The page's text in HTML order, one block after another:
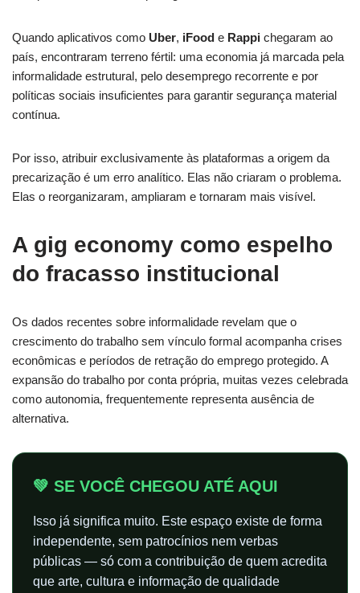
Quando aplicativos como Uber, iFood e Rappi chegaram ao
país, encontraram terreno fértil: uma economia já marcada pela
informalidade estrutural, pelo desemprego recorrente e por
políticas sociais insuficientes para garantir segurança material
contínua.
Por isso, atribuir exclusivamente às plataformas a origem da
precarização é um erro analítico. Elas não criaram o problema.
Elas o reorganizaram, ampliaram e tornaram mais visível.
A gig economy como espelho
do fracasso institucional
Os dados recentes sobre informalidade revelam que o
crescimento do trabalho sem vínculo formal acompanha crises
econômicas e períodos de retração do emprego protegido. A
expansão do trabalho por conta própria, muitas vezes celebrada
como autonomia, frequentemente representa ausência de
alternativa.
💚 SE VOCÊ CHEGOU ATÉ AQUI
Isso já significa muito. Este espaço existe de forma
independente, sem patrocínios nem verbas
públicas — só com a contribuição de quem acredita
que arte, cultura e informação de qualidade